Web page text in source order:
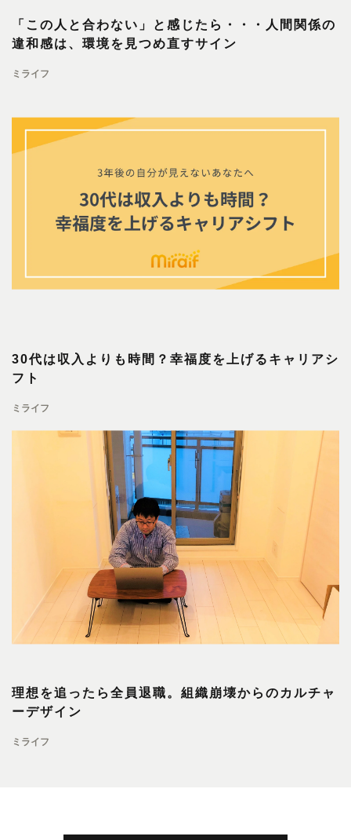
「この人と合わない」と感じたら・・・人間関係の
違和感は、環境を見つめ直すサイン
ミライフ
30代は収入よりも時間？幸福度を上げるキャリアシ
フト
ミライフ
理想を追ったら全員退職。組織崩壊からのカルチャ
ーデザイン
ミライフ